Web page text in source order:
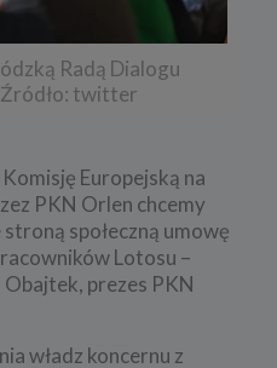
Radą Dialogu
Źródło: twitter
Europejską na
PKN Orlen chcemy
społeczną umowę
Lotosu –
prezes PKN
władz koncernu z